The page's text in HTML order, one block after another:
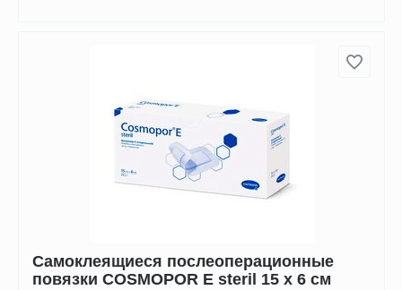
Самоклеящиеся послеоперационные
повязки COSMOPOR E steril 15 х 6 см